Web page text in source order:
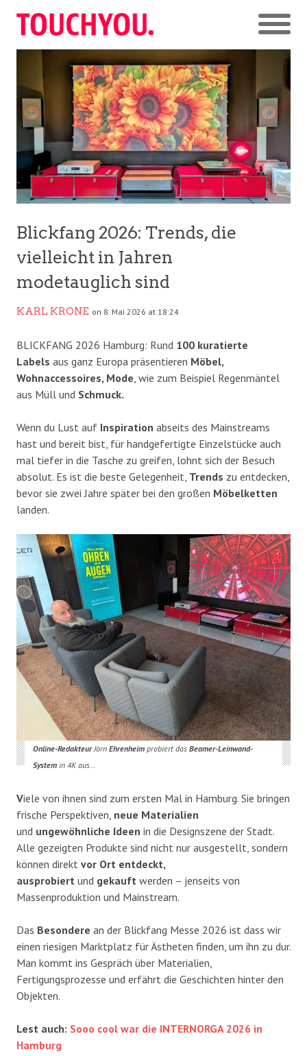
Blickfang 2026: Trends, die
vielleicht in Jahren
modetauglich sind
KARL KRONE on 8. Mai 2026 at 18:24
BLICKFANG 2026 Hamburg: Rund 100 kuratierte
Labels aus ganz Europa präsentieren Möbel,
Wohnaccessoires, Mode, wie zum Beispiel Regenmäntel
aus Müll und Schmuck.
Wenn du Lust auf Inspiration abseits des Mainstreams
hast und bereit bist, für handgefertigte Einzelstücke auch
mal tiefer in die Tasche zu greifen, lohnt sich der Besuch
absolut. Es ist die beste Gelegenheit, Trends zu entdecken,
bevor sie zwei Jahre später bei den großen Möbelketten
landen.
Online-RedakteurJörn Ehrenheimprobiert das Beamer-Leinwand-
Systemin 4K aus…
Viele von ihnen sind zum ersten Mal in Hamburg. Sie bringen
frische Perspektiven, neue Materialien
und ungewöhnliche Ideen in die Designszene der Stadt.
Alle gezeigten Produkte sind nicht nur ausgestellt, sondern
können direkt vor Ort entdeckt,
ausprobiert und gekauft werden – jenseits von
Massenproduktion und Mainstream.
Das Besondere an der Blickfang Messe 2026 ist dass wir
einen riesigen Marktplatz für Ästheten finden, um ihn zu dur.
Man kommt ins Gespräch über Materialien,
Fertigungsprozesse und erfährt die Geschichten hinter den
Objekten.
Lest auch: Sooo cool war die INTERNORGA 2026 in
Hamburg